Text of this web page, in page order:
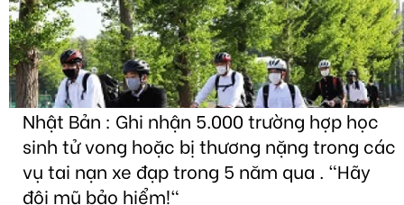
Nhật Bản : Ghi nhận 5.000 trường hợp học
sinh tử vong hoặc bị thương nặng trong các
vụ tai nạn xe đạp trong 5 năm qua . "Hãy
đội mũ bảo hiểm!"